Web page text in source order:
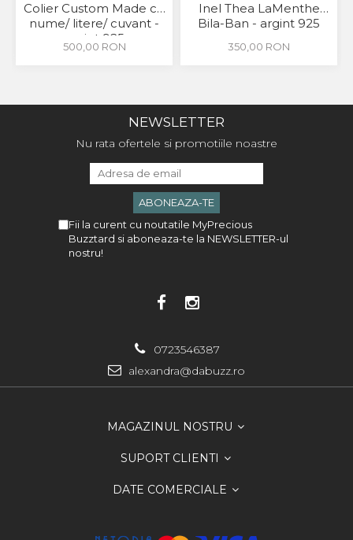
Colier Custom Made cu
nume/ litere/ cuvant -
argint 925
500,00 RON
Inel Thea LaMenthe
Bila-Ban - argint 925
350,00 RON
NEWSLETTER
Nu rata ofertele si promotiile noastre
Fii la curent cu noutatile MyPrecious
Buzztard si aboneaza-te la NEWSLETTER-ul
nostru!
0723546387
alexandra@dabuzz.ro
MAGAZINUL NOSTRU
SUPORT CLIENTI
DATE COMERCIALE